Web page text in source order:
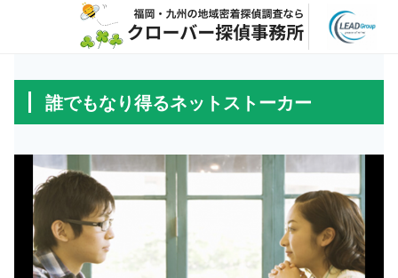
誰でもなり得るネットストーカー